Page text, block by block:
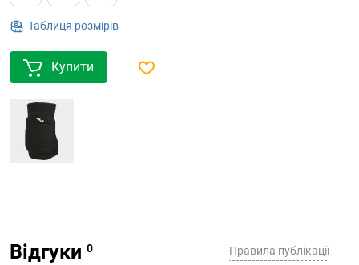
Таблиця розмірів
Купити
Відгуки Правила публікації